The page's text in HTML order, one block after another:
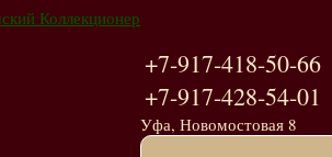
+7-917-418-50-66
+7-917-428-54-01
Уфа, Новомостовая 8